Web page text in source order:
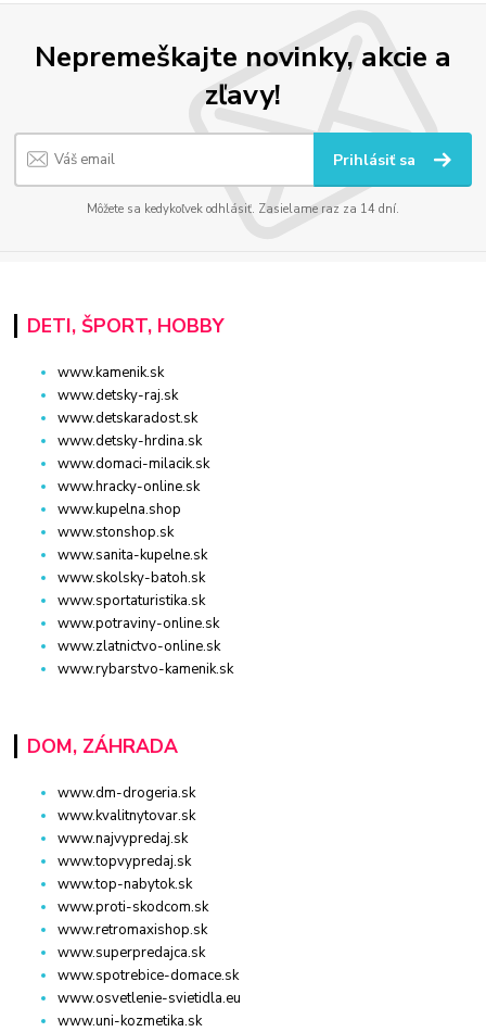
Nepremeškajte novinky, akcie a
zľavy!
Prihlásiť sa
Môžete sa kedykoľvek odhlásiť. Zasielame raz za 14 dní.
DETI, ŠPORT, HOBBY
www.kamenik.sk
www.detsky-raj.sk
www.detskaradost.sk
www.detsky-hrdina.sk
www.domaci-milacik.sk
www.hracky-online.sk
www.kupelna.shop
www.stonshop.sk
www.sanita-kupelne.sk
www.skolsky-batoh.sk
www.sportaturistika.sk
www.potraviny-online.sk
www.zlatnictvo-online.sk
www.rybarstvo-kamenik.sk
DOM, ZÁHRADA
www.dm-drogeria.sk
www.kvalitnytovar.sk
www.najvypredaj.sk
www.topvypredaj.sk
www.top-nabytok.sk
www.proti-skodcom.sk
www.retromaxishop.sk
www.superpredajca.sk
www.spotrebice-domace.sk
www.osvetlenie-svietidla.eu
www.uni-kozmetika.sk